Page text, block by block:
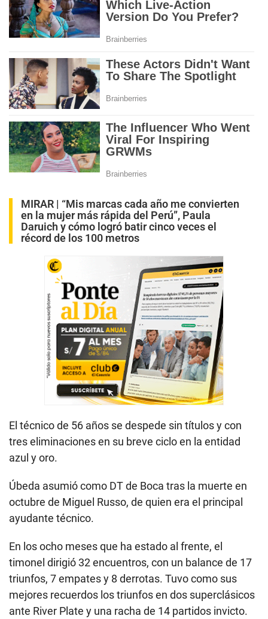
MIRAR | “Mis marcas cada año me convierten
en la mujer más rápida del Perú”, Paula
Daruich y cómo logró batir cinco veces el
récord de los 100 metros
El técnico de 56 años se despede sin títulos y con
tres eliminaciones en su breve ciclo en la entidad
azul y oro.
Úbeda asumió como DT de Boca tras la muerte en
octubre de Miguel Russo, de quien era el principal
ayudante técnico.
En los ocho meses que ha estado al frente, el
timonel dirigió 32 encuentros, con un balance de 17
triunfos, 7 empates y 8 derrotas. Tuvo como sus
mejores recuerdos los triunfos en dos superclásicos
ante River Plate y una racha de 14 partidos invicto.